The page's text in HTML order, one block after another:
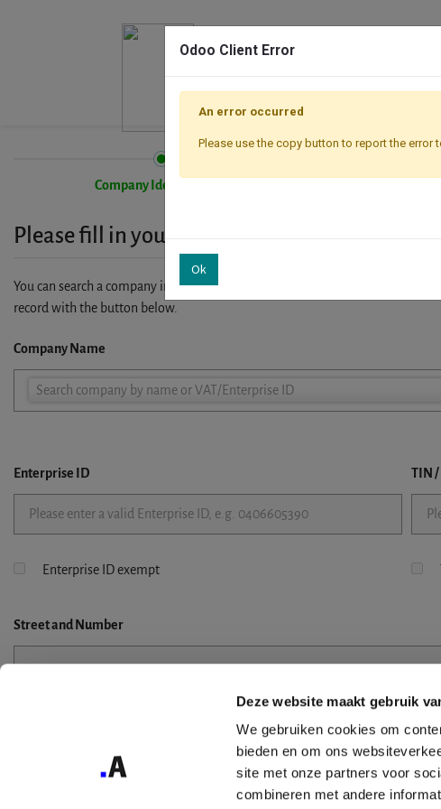
Deze website maakt gebruik
We gebruiken cookies om
bieden en om ons
site met onze partners voor
combineren met andere
Company Identification
Please fill in your company details
You can search a company in our database by name, VAT or enterprise ID.
record with the button below.
Company Name
Search company by name or VAT/Enterprise ID
Company
Enterprise ID TIN /
Enterprise ID exempt
Streetand Number
Odoo Client Error
An error occurred
Please use the copy button to report the error
Ok